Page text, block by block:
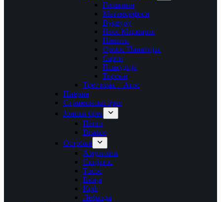
Геракини
Метаморфоси
Вурвуру
Неос Мармарас
Никити
Ормос Панагијас
Сарти
Псакудија
Торони
Трет крак – Атос
Пиериа
Стримонски брег
Јонски брег
Парга
Врахос
Острови
Амулиани
Скијатос
Тасос
Евија
Крф
Лефкада